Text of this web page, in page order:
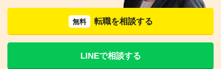
無料 転職を相談する
LINEで相談する